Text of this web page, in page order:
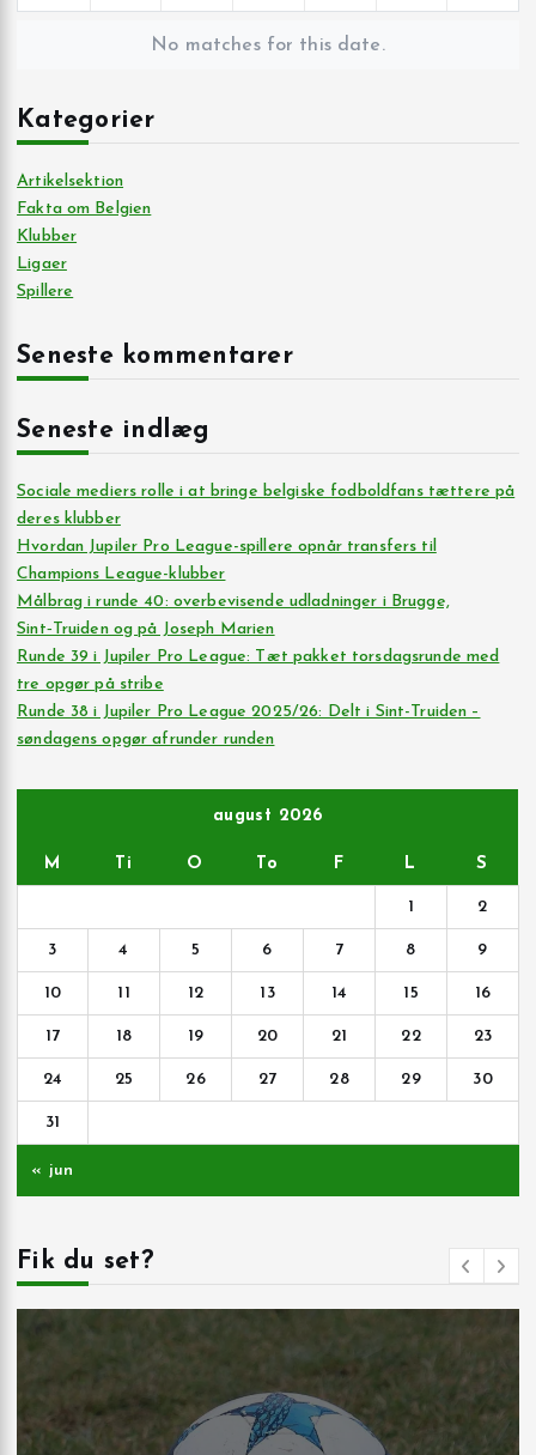
No matches for this date.
Kategorier
Artikelsektion
Fakta om Belgien
Klubber
Ligaer
Spillere
Seneste kommentarer
Seneste indlæg
Sociale mediers rolle i at bringe belgiske fodboldfans tættere på
deres klubber
Hvordan Jupiler Pro League-spillere opnår transfers til
Champions League-klubber
Målbrag i runde 40: overbevisende udladninger i Brugge,
Sint‑Truiden og på Joseph Marien
Runde 39 i Jupiler Pro League: Tæt pakket torsdagsrunde med
tre opgør på stribe
Runde 38 i Jupiler Pro League 2025/26: Delt i Sint-Truiden –
søndagens opgør afrunder runden
august 2026
M Ti O To F L S
1 2
3 4 5 6 7 8 9
10 11 12 13 14 15 16
17 18 19 20 21 22 23
24 25 26 27 28 29 30
31
« jun
Fik du set?